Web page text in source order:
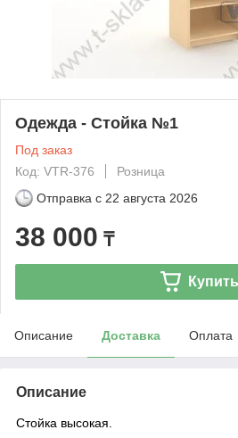
Одежда - Стойка №1
Под заказ
Код: VTR-376
Розница
Отправка с 22 августа 2026
38 000 ₸
Купить
Описание Доставка Оплата
Описание
Стойка высокая.